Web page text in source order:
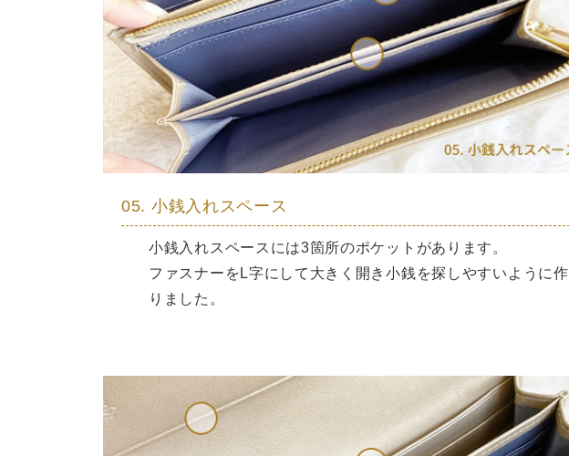
05. 小銭入れスペース
小銭入れスペースには3箇所のポケットがあります。
ファスナーをL字にして大きく開き小銭を探しやすいように作
りました。